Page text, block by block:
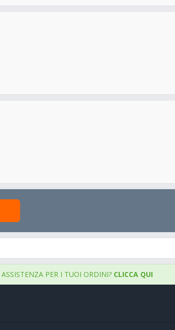
PER I TUOI ORDINI? CLICCA QUI